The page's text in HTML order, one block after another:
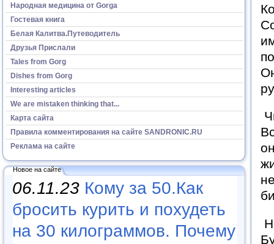
Народная медицина от Gorga
Гостевая книга
Белая Калитва.Путеводитель
Друзья Прислали
Tales from Gorg
Dishes from Gorg
Interesting articles
We are mistaken thinking that...
Карта сайта
Правила комментирования на сайте SANDRONIC.RU
Реклама на сайте
Новое на сайте
06.11.23 Кому за 50.Как
бросить курить и похудеть
на 30 килограммов. Почему